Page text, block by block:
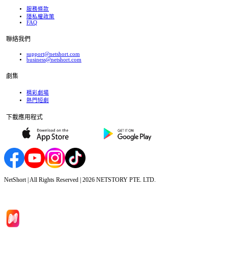
服務條款
隱私權政策
FAQ
聯絡我們
support@netshort.com
business@netshort.com
劇集
精彩劇場
熱門短劇
下載應用程式
NetShort | All Rights Reserved | 2026 NETSTORY PTE. LTD.